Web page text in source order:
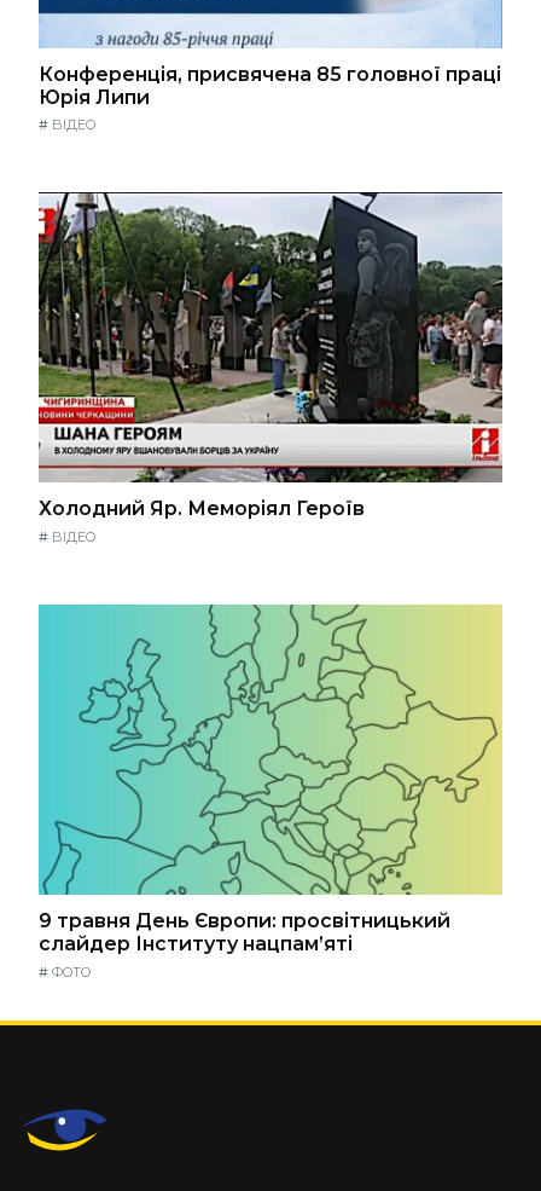
Конференція, присвячена 85 головної праці
Юрія Липи
# ВІДЕО
Холодний Яр. Меморіял Героїв
# ВІДЕО
9 травня День Європи: просвітницький
слайдер Інституту нацпам’яті
# ФОТО